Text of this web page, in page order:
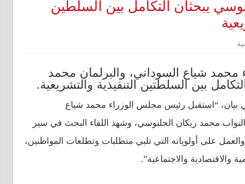
يبحثان التكامل بين السلطين
محمد شياع السوداني، والبرلمان محمد
بين السلطتين التنفيذية والتشريعية.
بيان، “استقبل رئيس مجلس الوزراء محمد شياع
محمد ريكان الحلبوسي، وشهد اللقاء البحث في سير
والعمل على أولوياته التي تلبي متطلبات وتطلعات المواطنين،
والاقتصادية والاجتماعية”.